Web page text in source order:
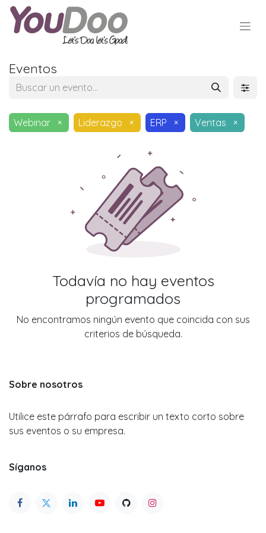
Eventos
Webinar × Liderazgo × ERP × Ventas ×
Todavía no hay eventos
programados
No encontramos ningún evento que coincida con sus
criterios de búsqueda.
Sobre nosotros
Utilice este párrafo para escribir un texto corto sobre
sus eventos o su empresa.
Síganos